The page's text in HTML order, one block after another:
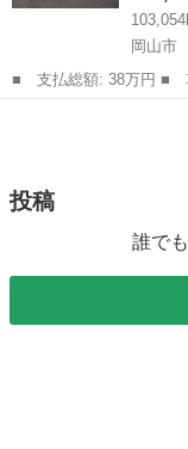
岡山市
■ 支払総額: 38万円 ■ 車両本体価格： 300,000 円 ■ メーカー
名： シトロエン ■ 車
スクルーシブ 禁煙車
投稿
誰で